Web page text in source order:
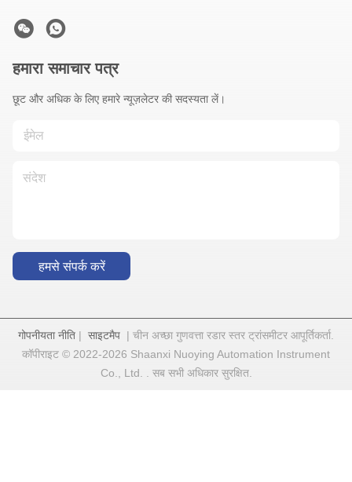
हमारा समाचार पत्र
छूट और अधिक के लिए हमारे न्यूज़लेटर की सदस्यता लें।
हमसे संपर्क करें
गोपनीयता नीति | साइटमैप | चीन अच्छा गुणवत्ता रडार स्तर ट्रांसमीटर आपूर्तिकर्ता.
कॉपीराइट © 2022-2026 Shaanxi Nuoying Automation Instrument
Co., Ltd. . सब सभी अधिकार सुरक्षित.